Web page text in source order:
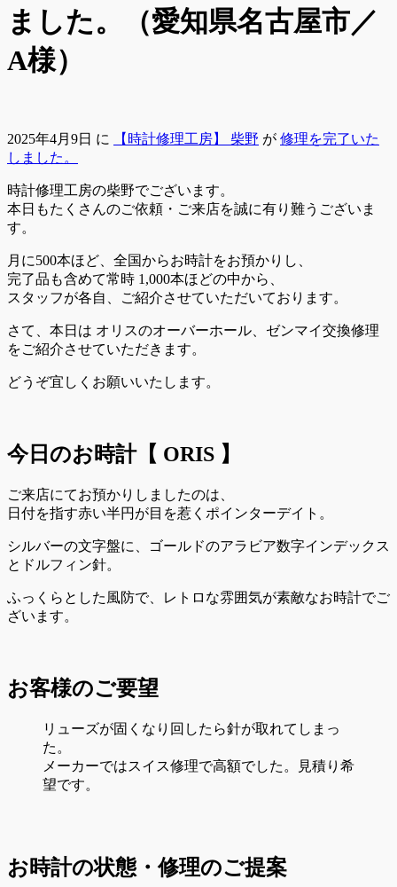
ました。（愛知県名古屋市／
A様）
2025年4月9日 に 【時計修理工房】 柴野 が 修理を完了いた
しました。
時計修理工房の柴野でございます。
本日もたくさんのご依頼・ご来店を誠に有り難うございま
す。
月に500本ほど、全国からお時計をお預かりし、
完了品も含めて常時 1,000本ほどの中から、
スタッフが各自、ご紹介させていただいております。
さて、本日は オリスのオーバーホール、ゼンマイ交換修理
をご紹介させていただきます。
どうぞ宜しくお願いいたします。
今日のお時計【 ORIS 】
ご来店にてお預かりしましたのは、
日付を指す赤い半円が目を惹くポインターデイト。
シルバーの文字盤に、ゴールドのアラビア数字インデックス
とドルフィン針。
ふっくらとした風防で、レトロな雰囲気が素敵なお時計でご
ざいます。
お客様のご要望
リューズが固くなり回したら針が取れてしまっ
た。
メーカーではスイス修理で高額でした。見積り希
望です。
お時計の状態・修理のご提案